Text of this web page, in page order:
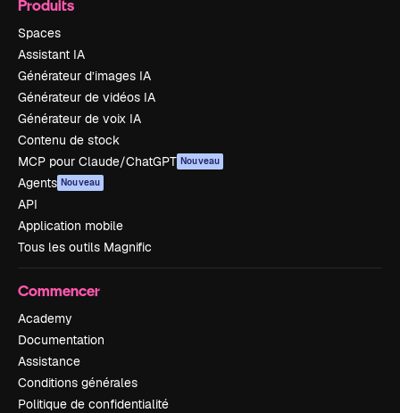
Produits
Spaces
Assistant IA
Générateur d’images IA
Générateur de vidéos IA
Générateur de voix IA
Contenu de stock
MCP pour Claude/ChatGPT Nouveau
Agents Nouveau
API
Application mobile
Tous les outils Magnific
Commencer
Academy
Documentation
Assistance
Conditions générales
Politique de confidentialité